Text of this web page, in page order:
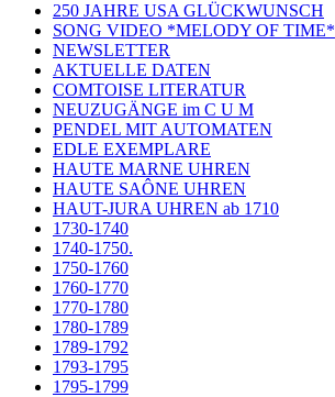
250 JAHRE USA GLÜCKWUNSCH
SONG VIDEO *MELODY OF TIME*
NEWSLETTER
AKTUELLE DATEN
COMTOISE LITERATUR
NEUZUGÄNGE im C U M
PENDEL MIT AUTOMATEN
EDLE EXEMPLARE
HAUTE MARNE UHREN
HAUTE SAÔNE UHREN
HAUT-JURA UHREN ab 1710
1730-1740
1740-1750.
1750-1760
1760-1770
1770-1780
1780-1789
1789-1792
1793-1795
1795-1799